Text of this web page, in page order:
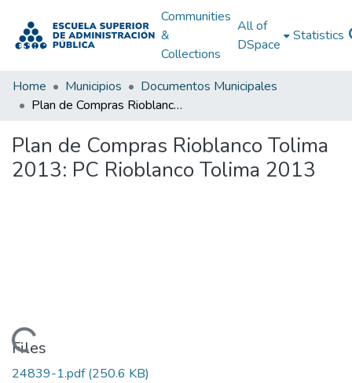
Communities
&
Collections
All of
DSpace
Statistics
Home Municipios
Documentos Municipales
Plan de Compras Rioblanco Tolima 2013: PC Rioblanco Tolima 2013
Plan de Compras Rioblanco Tolima
2013: PC Rioblanco Tolima 2013
Loading...
Files
24839-1.pdf(250.6 KB)